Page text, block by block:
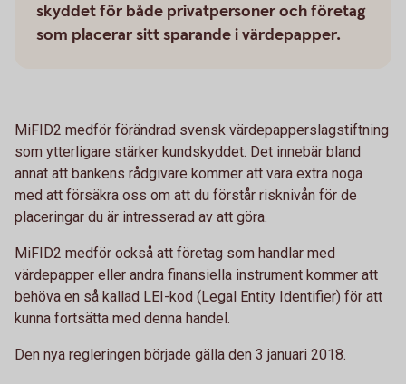
skyddet för både privatpersoner och företag
som placerar sitt sparande i värdepapper.
MiFID2 medför förändrad svensk värdepapperslagstiftning
som ytterligare stärker kundskyddet. Det innebär bland
annat att bankens rådgivare kommer att vara extra noga
med att försäkra oss om att du förstår risknivån för de
placeringar du är intresserad av att göra.
MiFID2 medför också att företag som handlar med
värdepapper eller andra finansiella instrument kommer att
behöva en så kallad LEI-kod (Legal Entity Identifier) för att
kunna fortsätta med denna handel.
Den nya regleringen började gälla den 3 januari 2018.